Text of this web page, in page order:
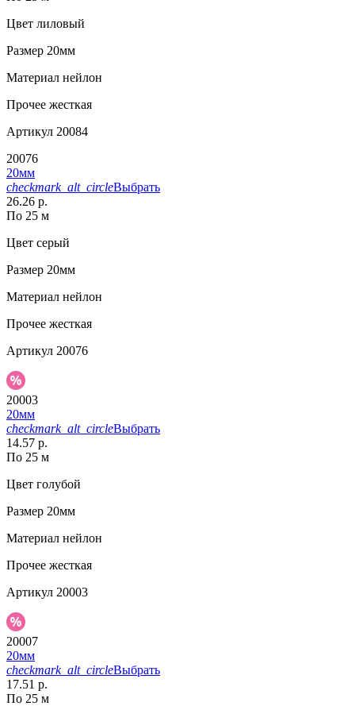
Цвет лиловый
Размер 20мм
Материал нейлон
Прочее жесткая
Артикул 20084
20076
20мм
checkmark_alt_circleВыбрать
26.26 р.
По 25 м
Цвет серый
Размер 20мм
Материал нейлон
Прочее жесткая
Артикул 20076
20003
20мм
checkmark_alt_circleВыбрать
14.57 р.
По 25 м
Цвет голубой
Размер 20мм
Материал нейлон
Прочее жесткая
Артикул 20003
20007
20мм
checkmark_alt_circleВыбрать
17.51 р.
По 25 м